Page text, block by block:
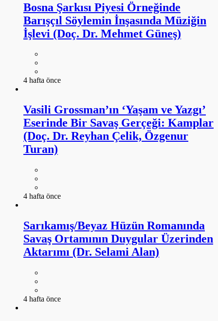
Bosna Şarkısı Piyesi Örneğinde
Barışçıl Söylemin İnşasında Müziğin
İşlevi (Doç. Dr. Mehmet Güneş)
4 hafta önce
Vasili Grossman’ın ‘Yaşam ve Yazgı’
Eserinde Bir Savaş Gerçeği: Kamplar
(Doç. Dr. Reyhan Çelik, Özgenur
Turan)
4 hafta önce
Sarıkamış/Beyaz Hüzün Romanında
Savaş Ortamının Duygular Üzerinden
Aktarımı (Dr. Selami Alan)
4 hafta önce